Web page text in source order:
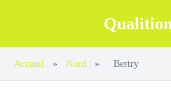
Accueil » Nord » Bertry